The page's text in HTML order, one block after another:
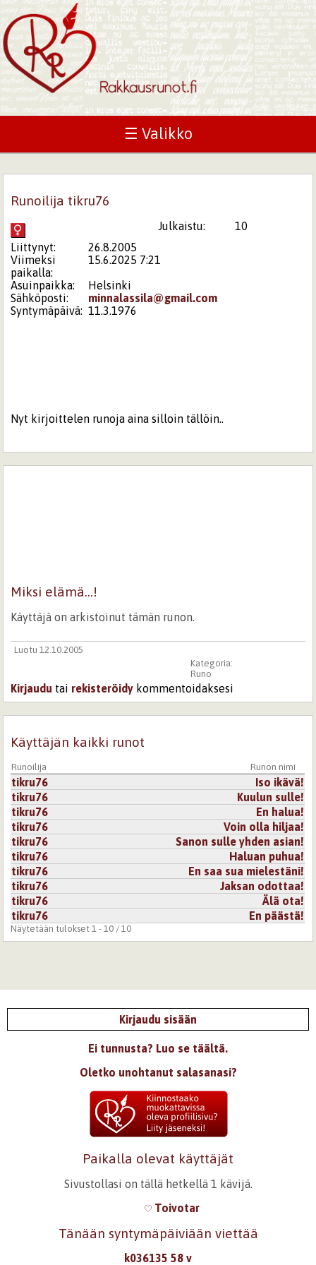
☰ Valikko
Runoilija tikru76
Julkaistu:
10
Liittynyt:
26.8.2005
Viimeksi
paikalla:
15.6.2025 7:21
Asuinpaikka:
Helsinki
Sähköposti:
minnalassila@gmail.com
Syntymäpäivä: 11.3.1976
Nyt kirjoittelen runoja aina silloin tällöin..
Miksi elämä...!
Käyttäjä on arkistoinut tämän runon.
Luotu 12.10.2005
Kategoria:
Runo
Kirjaudu tai rekisteröidy kommentoidaksesi
Käyttäjän kaikki runot
Runoilija Runon nimi
tikru76
Iso ikävä!
tikru76
Kuulun sulle!
tikru76
En halua!
tikru76
Voin olla hiljaa!
tikru76
Sanon sulle yhden asian!
tikru76
Haluan puhua!
tikru76
En saa sua mielestäni!
tikru76
Jaksan odottaa!
tikru76
Älä ota!
tikru76
En päästä!
Näytetään tulokset 1 - 10 / 10
Kirjaudu sisään
Ei tunnusta? Luo se täältä.
Oletko unohtanut salasanasi?
Paikalla olevat käyttäjät
Sivustollasi on tällä hetkellä 1 kävijä.
Toivotar
Tänään syntymäpäiviään viettää
k036135 58 v